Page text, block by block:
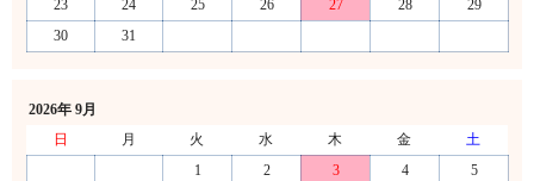
23
24 25 26 27 28
29
30
31
2026年 9月
日
月 火 水 木 金
土
1
2 3 4
5